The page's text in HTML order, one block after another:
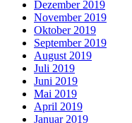
Dezember 2019
November 2019
Oktober 2019
September 2019
August 2019
Juli 2019
Juni 2019
Mai 2019
April 2019
Januar 2019